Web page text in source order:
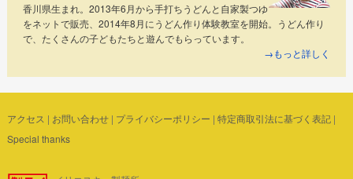
香川県生まれ。2013年6月から手打ちうどんと自家製つゆ
をネットで販売、2014年8月にうどん作り体験教室を開始。うどん作り
で、たくさんの子どもたちと遊んでもらっています。
→もっと詳しく
アクセス | お問い合わせ| プライバシーポリシー | 特定商取引法に基づく表記|
Special thanks